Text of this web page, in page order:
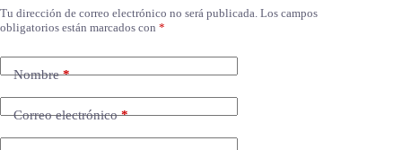
Tu dirección de correo electrónico no será publicada. Los campos
obligatorios están marcados con *
Nombre*
Correo electrónico*